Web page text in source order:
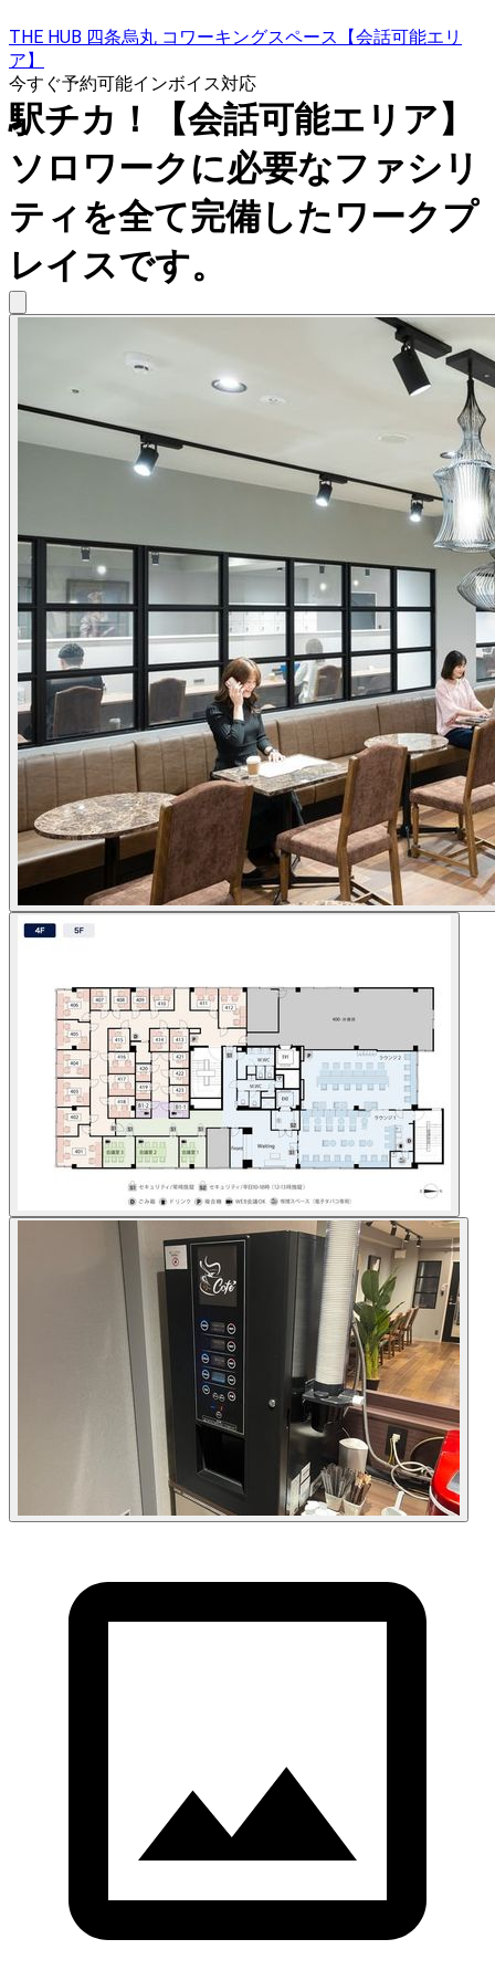
THE HUB 四条烏丸 コワーキングスペース【会話可能エリ
ア】
今すぐ予約可能インボイス対応
駅チカ！【会話可能エリア】
ソロワークに必要なファシリ
ティを全て完備したワークプ
レイスです。